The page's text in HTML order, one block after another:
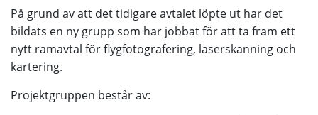
På grund av att det tidigare avtalet löpte ut har det
bildats en ny grupp som har jobbat för att ta fram ett
nytt ramavtal för flygfotografering, laserskanning och
kartering.
Projektgruppen består av: